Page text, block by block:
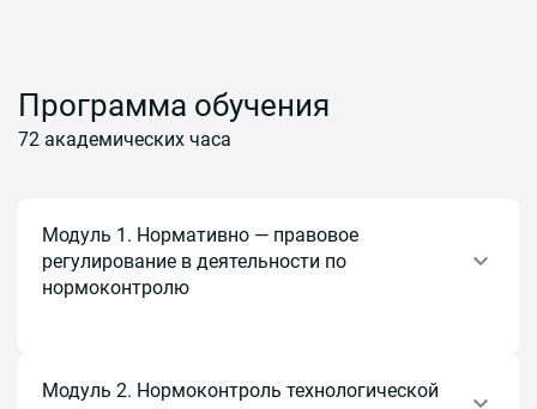
Программа обучения
72 академических часа
Модуль 1. Нормативно — правовое
регулирование в деятельности по
нормоконтролю
специалистам. Нормоконтролер технической
документации. Общие требования».
Модуль 2. Нормоконтроль технологической